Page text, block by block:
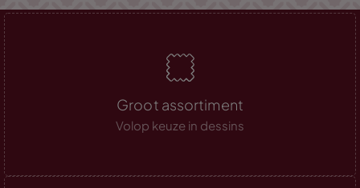
Groot assortiment
Volop keuze in dessins